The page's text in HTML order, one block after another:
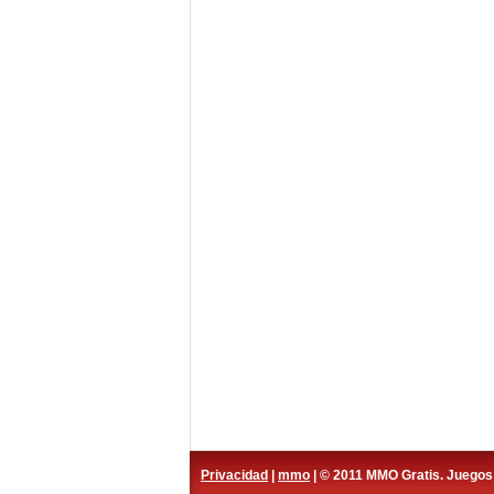
Privacidad mmo | © 2011 MMO Gratis.